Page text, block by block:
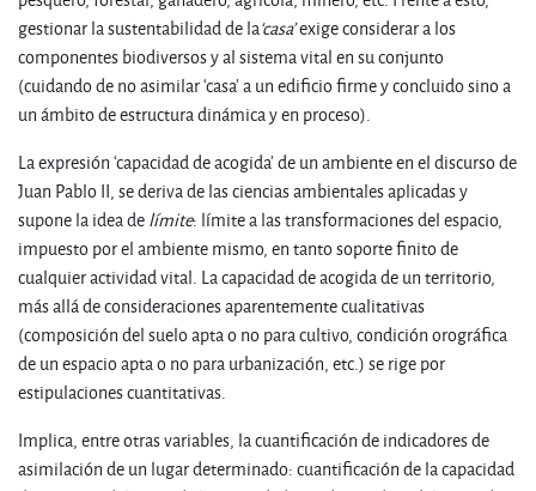
gestionar la sustentabilidad de la‘casa’exige considerar a los
componentes biodiversos y al sistema vital en su conjunto
(cuidando de no asimilar ‘casa’ a un edificio firme y concluido sino a
un ámbito de estructura dinámica y en proceso).
La expresión ‘capacidad de acogida’ de un ambiente en el discurso de
Juan Pablo II, se deriva de las ciencias ambientales aplicadas y
supone la idea delímite: límite a las transformaciones del espacio,
impuesto por el ambiente mismo, en tanto soporte finito de
cualquier actividad vital. La capacidad de acogida de un territorio,
más allá de consideraciones aparentemente cualitativas
(composición del suelo apta o no para cultivo, condición orográfica
de un espacio apta o no para urbanización, etc.) se rige por
estipulaciones cuantitativas.
Implica, entre otras variables, la cuantificación de indicadores de
asimilación de un lugar determinado: cuantificación de la capacidad